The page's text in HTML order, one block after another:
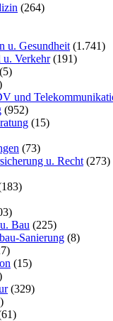
(264)
u. Gesundheit (1.741)
u. Verkehr(191)
(5)
und
(952)
(15)
(73)
u. Recht (273)
Bau (225)
Sanierung (8)
(15)
(329)